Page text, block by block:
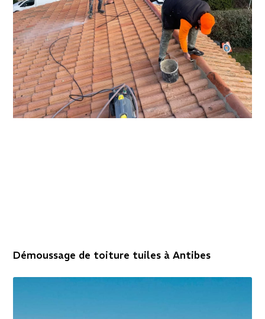
Démoussage de toiture tuiles à Antibes